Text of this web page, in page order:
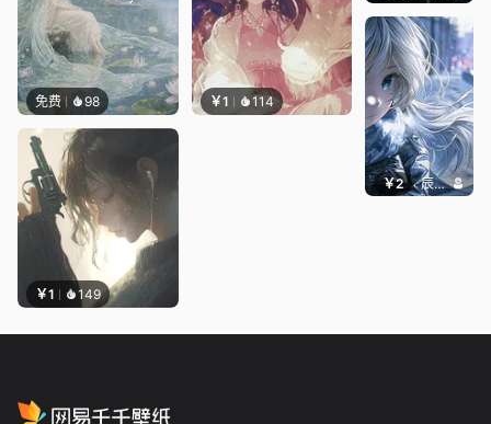
免费 98 ￥1 114
￥1 149
￥2 辰东壁纸